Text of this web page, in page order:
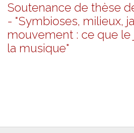
Soutenance de thèse
- "Symbioses, milieux,
mouvement : ce que le
la musique"